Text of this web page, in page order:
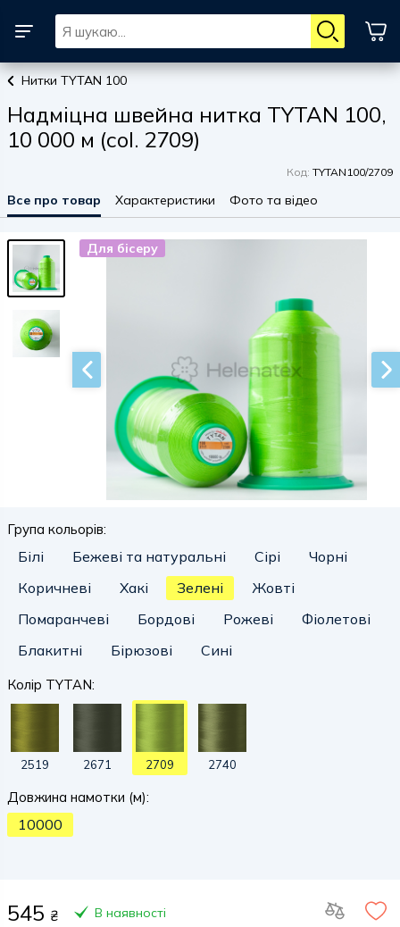
Нитки TYTAN 100
Надміцна швейна нитка TYTAN 100,
10 000 м (col. 2709)
Код: TYTAN100/2709
Все про товар Характеристики Фото та відео
Для бісеру
Для бісеру
Група кольорів:
Білі Бежеві та натуральні Сірі
Чорні
Коричневі
Хакі Зелені
Жовті
Помаранчеві
Бордові Рожеві
Фіолетові
Блакитні
Бірюзові Сині
Колір TYTAN:
2519 2671 2709 2740
Довжина намотки (м):
10000
545 ₴ В наявності